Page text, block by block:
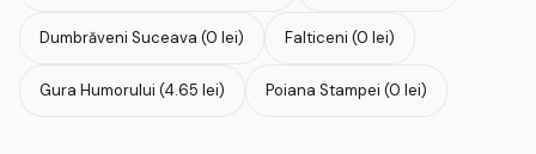
Dumbrăveni Suceava (0 lei) Falticeni (0 lei)
Gura Humorului (4.65 lei) Poiana Stampei (0 lei)